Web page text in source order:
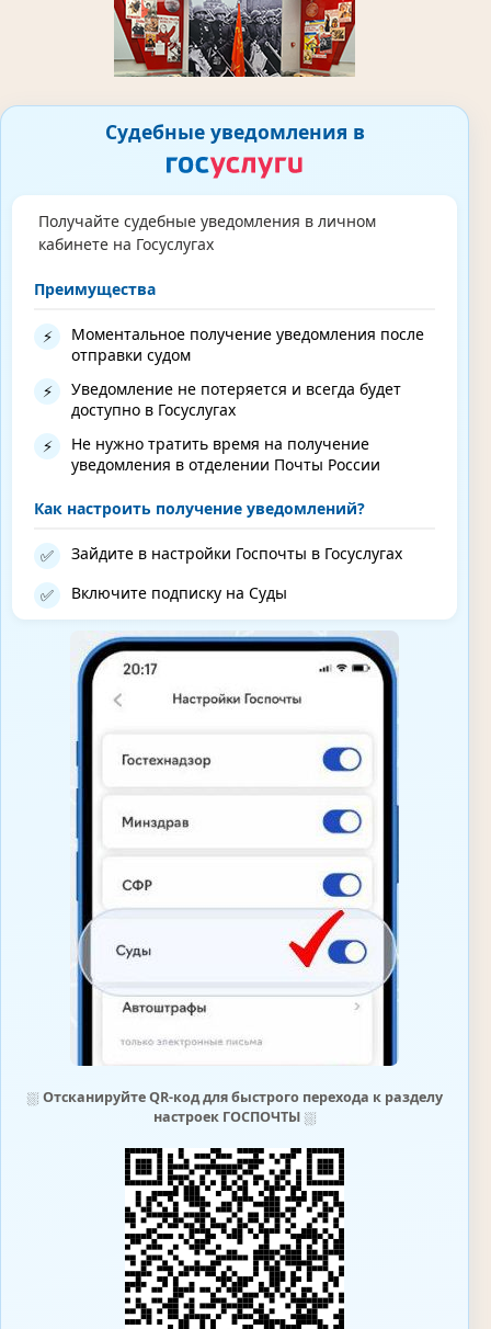
Судебные уведомления в
Получайте судебные уведомления в личном
кабинете на Госуслугах
Преимущества
⚡
Моментальное получение уведомления после
отправки судом
⚡
Уведомление не потеряется и всегда будет
доступно в Госуслугах
⚡
Не нужно тратить время на получение
уведомления в отделении Почты России
Как настроить получение уведомлений?
✅ Зайдите в настройки Госпочты в Госуслугах
✅ Включите подписку на Суды
⛆ Отсканируйте QR-код для быстрого перехода к разделу
настроек ГОСПОЧТЫ⛆